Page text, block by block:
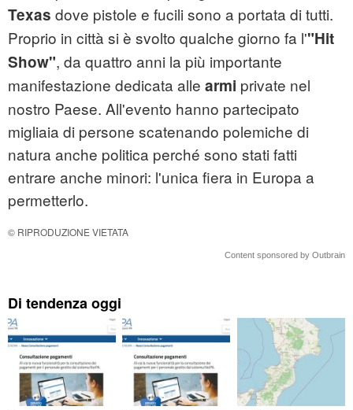
Texas dove pistole e fucili sono a portata di tutti.
Proprio in città si è svolto qualche giorno fa l'"Hit
Show", da quattro anni la più importante
manifestazione dedicata alle armi private nel
nostro Paese. All'evento hanno partecipato
migliaia di persone scatenando polemiche di
natura anche politica perché sono stati fatti
entrare anche minori: l'unica fiera in Europa a
permetterlo.
© RIPRODUZIONE VIETATA
Content sponsored by Outbrain
Di tendenza oggi